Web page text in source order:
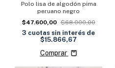
Polo lisa de algodón pima
peruano negro
$47.600,00 $68.000,00
3 cuotas sin interés de
$15.866,67
Comprar